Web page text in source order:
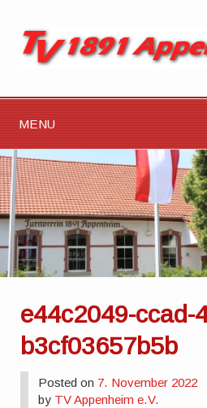
MENU
e44c2049-ccad-
b3cf03657b5b
Posted on 7. November 2022
by TV Appenheim e.V.